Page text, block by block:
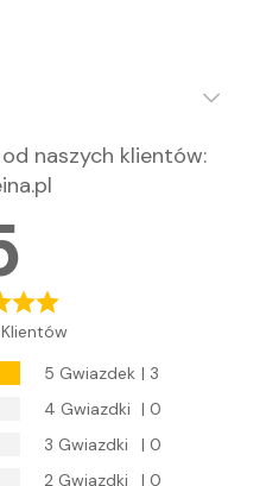
naszych klientów:
5 Gwiazdek | 3
4 Gwiazdki | 0
3 Gwiazdki
| 0
2 Gwiazdki
| 0